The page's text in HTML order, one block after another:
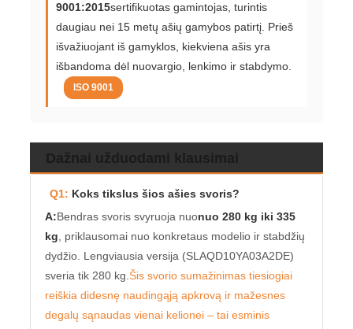
9001:2015sertifikuotas gamintojas, turintis
daugiau nei 15 metų ašių gamybos patirtį. Prieš
išvažiuojant iš gamyklos, kiekviena ašis yra
išbandoma dėl nuovargio, lenkimo ir stabdymo.
ISO 9001
Q1: Koks tikslus šios ašies svoris?
A:Bendras svoris svyruoja nuonuo 280 kg iki 335
kg, priklausomai nuo konkretaus modelio ir stabdžių
dydžio. Lengviausia versija (SLAQD10YA03A2DE)
sveria tik 280 kg.Šis svorio sumažinimas tiesiogiai
reiškia didesnę naudingąją apkrovą ir mažesnes
degalų sąnaudas vienai kelionei – tai esminis